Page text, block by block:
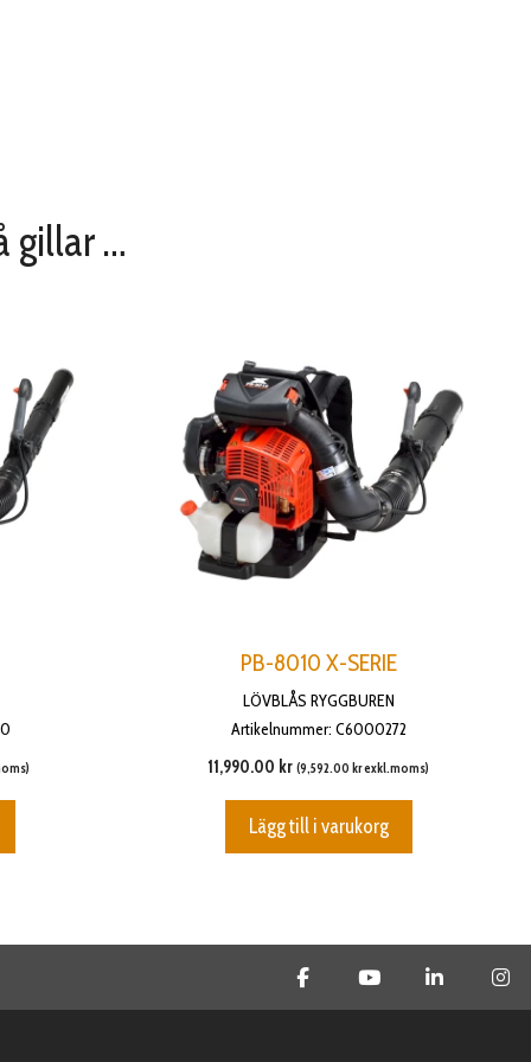
gillar …
PB-8010 X-SERIE
LÖVBLÅS RYGGBUREN
Artikelnummer: C6000272
11,990.00 kr (9,592.00 krexkl.moms)
Lägg till i varukorg